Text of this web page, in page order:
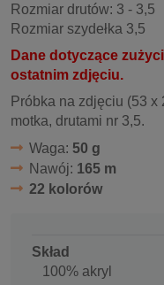
Rozmiar drutów: 3 - 3,5
Rozmiar szydełka 3,5
Dane dotyczące
ostatnim zdjęciu.
Próbka na zdjęciu (53 x
motka, drutami nr 3,5.
Waga: 50 g
Nawój: 165 m
22 kolorów
Skład
100% akryl